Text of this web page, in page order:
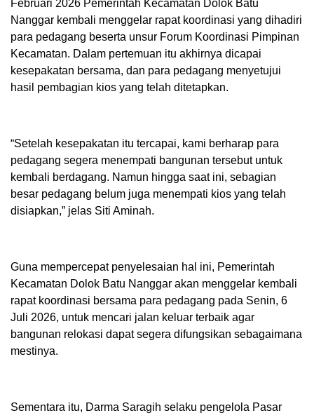
Februari 2026 Pemerintah Kecamatan Dolok Batu
Nanggar kembali menggelar rapat koordinasi yang dihadiri
para pedagang beserta unsur Forum Koordinasi Pimpinan
Kecamatan. Dalam pertemuan itu akhirnya dicapai
kesepakatan bersama, dan para pedagang menyetujui
hasil pembagian kios yang telah ditetapkan.
“Setelah kesepakatan itu tercapai, kami berharap para
pedagang segera menempati bangunan tersebut untuk
kembali berdagang. Namun hingga saat ini, sebagian
besar pedagang belum juga menempati kios yang telah
disiapkan,” jelas Siti Aminah.
Guna mempercepat penyelesaian hal ini, Pemerintah
Kecamatan Dolok Batu Nanggar akan menggelar kembali
rapat koordinasi bersama para pedagang pada Senin, 6
Juli 2026, untuk mencari jalan keluar terbaik agar
bangunan relokasi dapat segera difungsikan sebagaimana
mestinya.
Sementara itu, Darma Saragih selaku pengelola Pasar